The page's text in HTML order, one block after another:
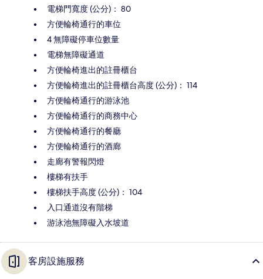
電梯門寬度 (公分)： 80
方便輪椅通行的車位
4 無障礙停車位數量
電梯無障礙通道
方便輪椅進出的註冊櫃台
方便輪椅進出的註冊櫃台高度 (公分)： 114
方便輪椅通行的游泳池
方便輪椅通行的商務中心
方便輪椅通行的餐廳
方便輪椅通行的酒廊
走廊有警報閃燈
樓梯有扶手
樓梯扶手高度 (公分)： 104
入口通道沒有階梯
游泳池無障礙入水坡道
客房設施服務